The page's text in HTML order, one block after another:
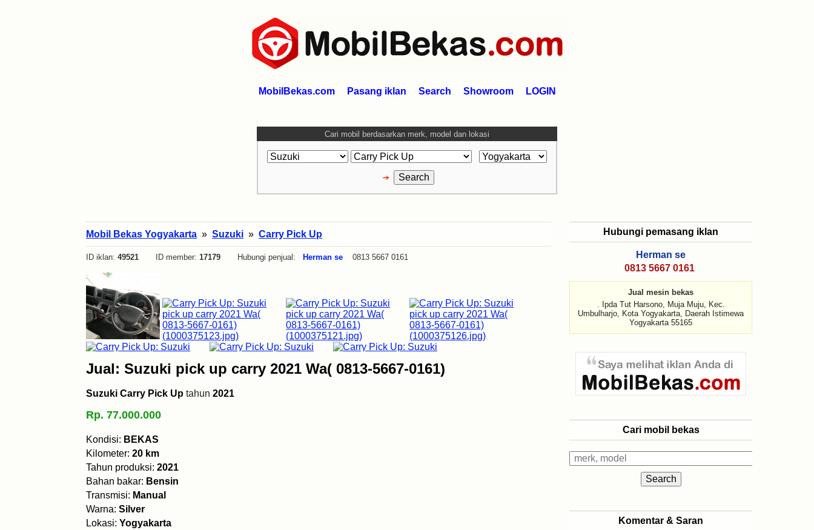
MobilBekas.com Pasang iklan Search Showroom LOGIN
Cari mobil berdasarkan merk, model dan lokasi
Mobil Bekas Yogyakarta » Suzuki » Carry Pick Up
ID iklan: 49521 ID member: 17179 Hubungi penjual: Herman se 0813 5667 0161
Jual: Suzuki pick up carry 2021 Wa( 0813-5667-0161)
Suzuki Carry Pick Up tahun 2021
Rp. 77.000.000
Kondisi: BEKAS
Kilometer: 20 km
Tahun produksi: 2021
Bahan bakar: Bensin
Transmisi: Manual
Warna: Silver
Lokasi: Yogyakarta
Hubungi pemasang iklan
Herman se
0813 5667 0161
Jual mesin bekas
. Ipda Tut Harsono, Muja Muju, Kec.
Umbulharjo, Kota Yogyakarta, Daerah Istimewa
Yogyakarta 55165
Cari mobil bekas
Komentar & Saran